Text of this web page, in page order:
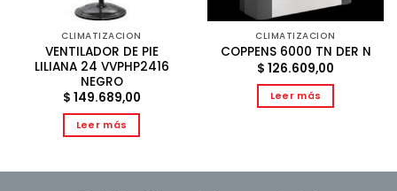
CLIMATIZACION
VENTILADOR DE PIE
LILIANA 24 VVPHP2416
NEGRO
$ 149.689,00
Leer más
CLIMATIZACION
COPPENS 6000 TN DER N
$ 126.609,00
Leer más